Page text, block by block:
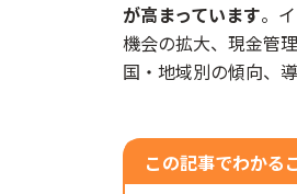
が高まっています。
機会の拡大、現金管
国・地域別の傾向、
この記事でわかる